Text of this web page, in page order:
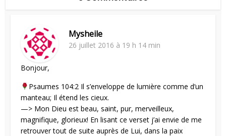
Mysheile
26 juillet 2016 à 19 h 14 min
Bonjour,
Psaumes 104:2 Il s’enveloppe de lumière comme d’un
manteau; Il étend les cieux.
—> Mon Dieu est beau, saint, pur, merveilleux,
magnifique, glorieux! En lisant ce verset j’ai envie de me
retrouver tout de suite auprès de Lui, dans la paix